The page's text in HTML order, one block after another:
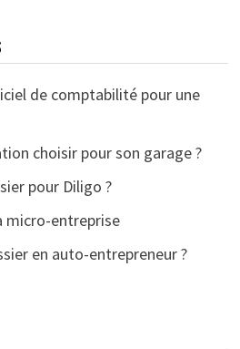
de comptabilité pour une
choisir pour son garage ?
pour Diligo ?
micro-entreprise
en auto-entrepreneur ?